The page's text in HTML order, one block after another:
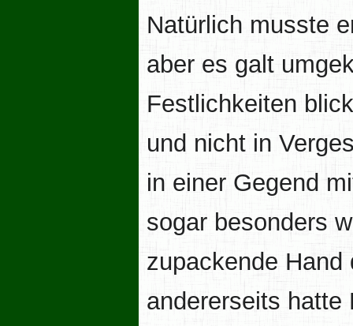
Natürlich musste
aber es galt
Festlichkeiten
und nicht in
in einer Gegend
sogar besonders
zupackende
andererseits